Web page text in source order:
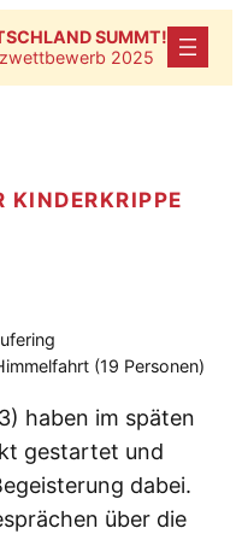
SUMMT!
2025
KINDERKRIPPE
(19 Personen)
haben im späten
gestartet und
dabei.
über die